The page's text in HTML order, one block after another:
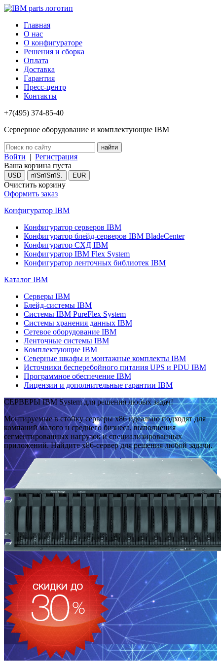
Главная
О нас
О конфигураторе
Решения и сборка
Оплата
Доставка
Гарантия
Пресс-центр
Контакты
+7(495) 374-85-40
Серверное оборудование и комплектующие IBM
Войти | Регистрация
Ваша корзина пуста
USD пїЅпїЅпїЅ. EUR
Очистить корзину
Оформить заказ
Конфигуратор IBM
Конфигуратор серверов IBM
Конфигуратор блейд-серверов IBM BladeCenter
Конфигуратор СХД IBM
Конфигуратор IBM Flex System
Конфигуратор ленточных библиотек IBM
Каталог IBM
Серверы IBM
Блейд-системы IBM
Системы IBM PureFlex System
Системы хранения данных IBM
Сетевое оборудование IBM
Ленточные системы IBM
Комплектующие IBM
Северные шкафы и монтажные комплекты IBM
Источники бесперебойного питания UPS и PDU IBM
Программное обеспечение IBM
Лицензии и дополнительные гарантии IBM
СЕРВЕРЫ IBM System для решения любых задач!
Монтируемые в стойку серверы x86 идеально подходят для
компаний малого и среднего бизнеса, выполнения
сегментированных нагрузок и специализированных
приложений. Найдите x86-сервер для решения любой задачи.